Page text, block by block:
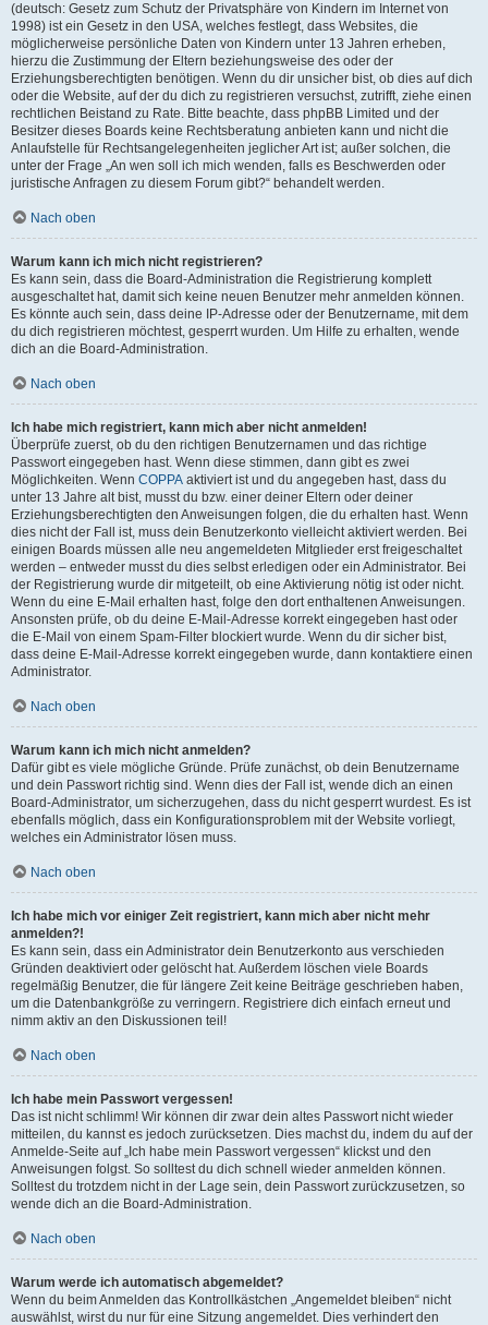
(deutsch: Gesetz zum Schutz der Privatsphäre von Kindern im Internet von
1998) ist ein Gesetz in den USA, welches festlegt, dass Websites, die
möglicherweise persönliche Daten von Kindern unter 13 Jahren erheben,
hierzu die Zustimmung der Eltern beziehungsweise des oder der
Erziehungsberechtigten benötigen. Wenn du dir unsicher bist, ob dies auf dich
oder die Website, auf der du dich zu registrieren versuchst, zutrifft, ziehe einen
rechtlichen Beistand zu Rate. Bitte beachte, dass phpBB Limited und der
Besitzer dieses Boards keine Rechtsberatung anbieten kann und nicht die
Anlaufstelle für Rechtsangelegenheiten jeglicher Art ist; außer solchen, die
unter der Frage „An wen soll ich mich wenden, falls es Beschwerden oder
juristische Anfragen zu diesem Forum gibt?“ behandelt werden.
Nach oben
Warum kann ich mich nicht registrieren?
Es kann sein, dass die Board-Administration die Registrierung komplett
ausgeschaltet hat, damit sich keine neuen Benutzer mehr anmelden können.
Es könnte auch sein, dass deine IP-Adresse oder der Benutzername, mit dem
du dich registrieren möchtest, gesperrt wurden. Um Hilfe zu erhalten, wende
dich an die Board-Administration.
Nach oben
Ich habe mich registriert, kann mich aber nicht anmelden!
Überprüfe zuerst, ob du den richtigen Benutzernamen und das richtige
Passwort eingegeben hast. Wenn diese stimmen, dann gibt es zwei
Möglichkeiten. Wenn COPPA aktiviert ist und du angegeben hast, dass du
unter 13 Jahre alt bist, musst du bzw. einer deiner Eltern oder deiner
Erziehungsberechtigten den Anweisungen folgen, die du erhalten hast. Wenn
dies nicht der Fall ist, muss dein Benutzerkonto vielleicht aktiviert werden. Bei
einigen Boards müssen alle neu angemeldeten Mitglieder erst freigeschaltet
werden – entweder musst du dies selbst erledigen oder ein Administrator. Bei
der Registrierung wurde dir mitgeteilt, ob eine Aktivierung nötig ist oder nicht.
Wenn du eine E-Mail erhalten hast, folge den dort enthaltenen Anweisungen.
Ansonsten prüfe, ob du deine E-Mail-Adresse korrekt eingegeben hast oder
die E-Mail von einem Spam-Filter blockiert wurde. Wenn du dir sicher bist,
dass deine E-Mail-Adresse korrekt eingegeben wurde, dann kontaktiere einen
Administrator.
Nach oben
Warum kann ich mich nicht anmelden?
Dafür gibt es viele mögliche Gründe. Prüfe zunächst, ob dein Benutzername
und dein Passwort richtig sind. Wenn dies der Fall ist, wende dich an einen
Board-Administrator, um sicherzugehen, dass du nicht gesperrt wurdest. Es ist
ebenfalls möglich, dass ein Konfigurationsproblem mit der Website vorliegt,
welches ein Administrator lösen muss.
Nach oben
Ich habe mich vor einiger Zeit registriert, kann mich aber nicht mehr
anmelden?!
Es kann sein, dass ein Administrator dein Benutzerkonto aus verschieden
Gründen deaktiviert oder gelöscht hat. Außerdem löschen viele Boards
regelmäßig Benutzer, die für längere Zeit keine Beiträge geschrieben haben,
um die Datenbankgröße zu verringern. Registriere dich einfach erneut und
nimm aktiv an den Diskussionen teil!
Nach oben
Ich habe mein Passwort vergessen!
Das ist nicht schlimm! Wir können dir zwar dein altes Passwort nicht wieder
mitteilen, du kannst es jedoch zurücksetzen. Dies machst du, indem du auf der
Anmelde-Seite auf „Ich habe mein Passwort vergessen“ klickst und den
Anweisungen folgst. So solltest du dich schnell wieder anmelden können.
Solltest du trotzdem nicht in der Lage sein, dein Passwort zurückzusetzen, so
wende dich an die Board-Administration.
Nach oben
Warum werde ich automatisch abgemeldet?
Wenn du beim Anmelden das Kontrollkästchen „Angemeldet bleiben“ nicht
auswählst, wirst du nur für eine Sitzung angemeldet. Dies verhindert den